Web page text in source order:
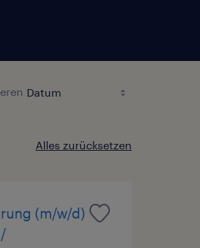
Alles zurücksetzen
(m/w/d)